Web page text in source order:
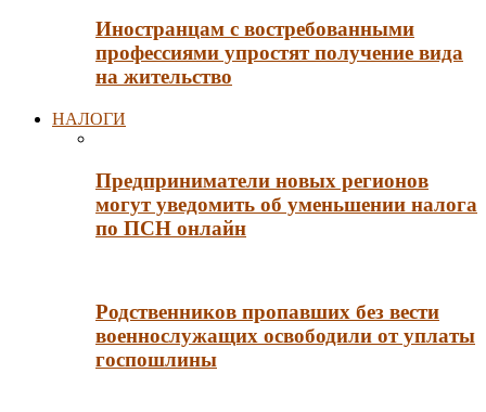
Иностранцам с востребованными
профессиями упростят получение вида
на жительство
НАЛОГИ
Предприниматели новых регионов
могут уведомить об уменьшении налога
по ПСН онлайн
Родственников пропавших без вести
военнослужащих освободили от уплаты
госпошлины